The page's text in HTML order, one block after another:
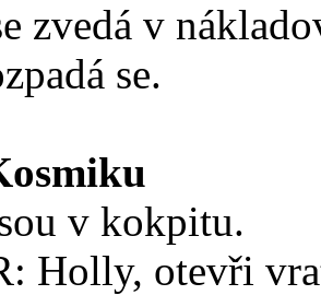
zvedá v
se.
v kokpitu.
Holly, otevři